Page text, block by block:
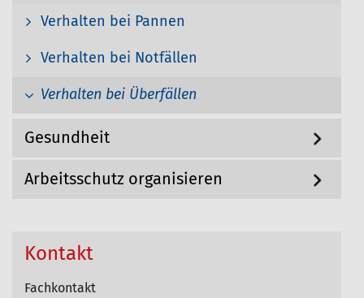
Verhalten bei Pannen
Verhalten bei Notfällen
Verhalten bei Überfällen
Gesundheit
Arbeitsschutz organisieren
Kontakt
Fachkontakt